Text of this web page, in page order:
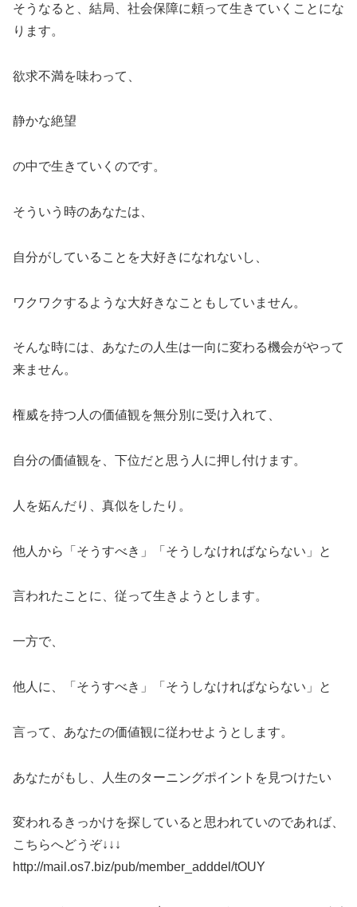
そうなると、結局、社会保障に頼って生きていくことにな
ります。
欲求不満を味わって、
静かな絶望
の中で生きていくのです。
そういう時のあなたは、
自分がしていることを大好きになれないし、
ワクワクするような大好きなこともしていません。
そんな時には、あなたの人生は一向に変わる機会がやって
来ません。
権威を持つ人の価値観を無分別に受け入れて、
自分の価値観を、下位だと思う人に押し付けます。
人を妬んだり、真似をしたり。
他人から「そうすべき」「そうしなければならない」と
言われたことに、従って生きようとします。
一方で、
他人に、「そうすべき」「そうしなければならない」と
言って、あなたの価値観に従わせようとします。
あなたがもし、人生のターニングポイントを見つけたい
変われるきっかけを探していると思われていのであれば、
こちらへどうぞ↓↓↓
http://mail.os7.biz/pub/member_adddel/tOUY